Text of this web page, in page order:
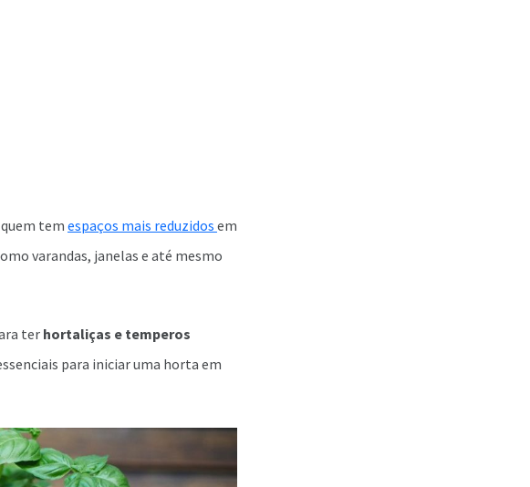
quem temespaços mais reduzidos em
varandas, janelas e até mesmo
ter hortaliças e temperos
para iniciar uma horta em